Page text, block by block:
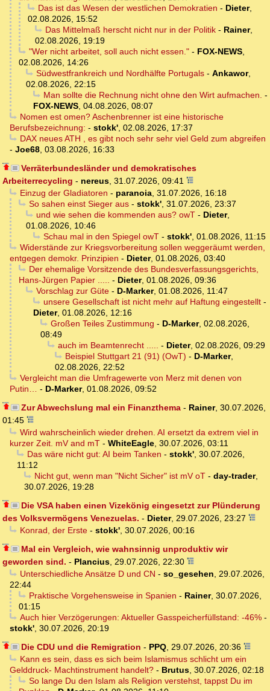
Das ist das Wesen der westlichen Demokratien - Dieter,
02.08.2026, 15:52
Das Mittelmaß herscht nicht nur in der Politik- Rainer,
02.08.2026, 19:19
"Wer nicht arbeitet, soll auch nicht essen."- FOX-NEWS,
02.08.2026, 14:26
Südwestfrankreich und Nordhälfte Portugals- Ankawor,
02.08.2026, 22:15
Man sollte die Rechnung nicht ohne den Wirt aufmachen. -
FOX-NEWS, 04.08.2026, 08:07
Nomen est omen? Aschenbrenner ist eine historische
Berufsbezeichnung: - stokk', 02.08.2026, 17:37
DAX neues ATH , es gibt noch sehr sehr viel Geld zum abgreifen
- Joe68, 03.08.2026, 16:33
Verräterbundesländer und demokratisches
Arbeiterrecycling - nereus, 31.07.2026, 09:41
Einzug der Gladiatoren - paranoia, 31.07.2026, 16:18
So sahen einst Sieger aus- stokk', 31.07.2026, 23:37
und wie sehen die kommenden aus? owT- Dieter,
01.08.2026, 10:46
Schau mal in den Spiegel owT- stokk', 01.08.2026, 11:15
Widerstände zur Kriegsvorbereitung sollen weggeräumt werden,
entgegen demokr. Prinzipien - Dieter, 01.08.2026, 03:40
Der ehemalige Vorsitzende des Bundesverfassungsgerichts,
Hans-Jürgen Papier ..... - Dieter, 01.08.2026, 09:36
Vorschlag zur Güte- D-Marker, 01.08.2026, 11:47
unsere Gesellschaft ist nicht mehr auf Haftung eingestellt-
Dieter, 01.08.2026, 12:16
Großen Teiles Zustimmung - D-Marker, 02.08.2026,
08:49
auch im Beamtenrecht ..... - Dieter, 02.08.2026, 09:29
Beispiel Stuttgart 21 (91) (OwT) - D-Marker,
02.08.2026, 22:52
Vergleicht man die Umfragewerte von Merz mit denen von
Putin… - D-Marker, 01.08.2026, 09:52
Zur Abwechslung mal ein Finanzthema- Rainer, 30.07.2026,
01:45
Wird wahrscheinlich wieder drehen. AI ersetzt da extrem viel in
kurzer Zeit. mV and mT - WhiteEagle, 30.07.2026, 03:11
Das wäre nicht gut: AI beim Tanken - stokk', 30.07.2026,
11:12
Nicht gut, wenn man "Nicht Sicher" ist mV oT- day-trader,
30.07.2026, 19:28
Die VSA haben einen Vizekönig eingesetzt zur Plünderung
des Volksvermögens Venezuelas. - Dieter, 29.07.2026, 23:27
Konrad, der Erste- stokk', 30.07.2026, 00:16
Mal ein Vergleich, wie wahnsinnig unproduktiv wir
geworden sind. - Plancius, 29.07.2026, 22:30
Unterschiedliche Ansätze D und CN - so_gesehen, 29.07.2026,
22:44
Praktische Vorgehensweise in Spanien - Rainer, 30.07.2026,
01:15
Auch hier Verzögerungen: Aktueller Gasspeicherfüllstand: -46%-
stokk', 30.07.2026, 20:19
Die CDU und die Remigration - PPQ, 29.07.2026, 20:36
Kann es sein, dass es sich beim Islamismus schlicht um ein
Gelddruck- Machtinstrument handelt? - Brutus, 30.07.2026, 02:18
So lange Du den Islam als Religion verstehst, tappst Du im